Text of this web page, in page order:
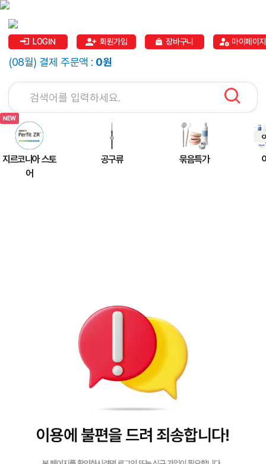
LOGIN 회원가입 장바구니 마이페이지
(08월) 결제 주문액 : 0원
지르코니아 스토
어
공구류 묶음특가